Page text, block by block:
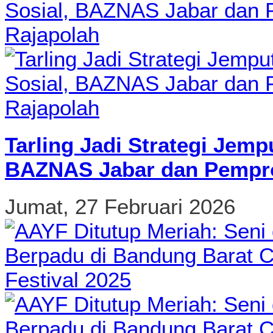
Tarling Jadi Strategi
BAZNAS Jabar dan
Jumat, 27 Februari 2026